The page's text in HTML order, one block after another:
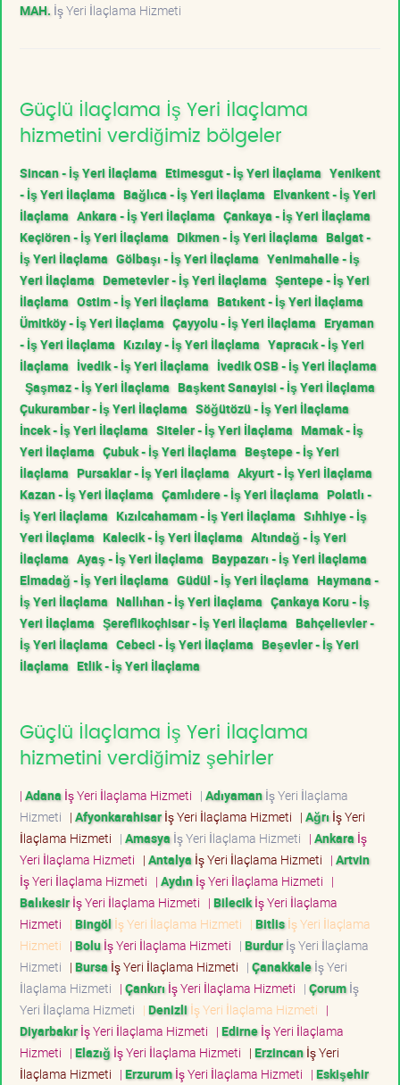
MAH. İş Yeri İlaçlama Hizmeti
Güçlü İlaçlama İş Yeri İlaçlama
hizmetini verdiğimiz bölgeler
Sincan - İş Yeri İlaçlama Etimesgut - İş Yeri İlaçlama Yenikent
- İş Yeri İlaçlama Bağlıca - İş Yeri İlaçlama Elvankent - İş Yeri
İlaçlama Ankara - İş Yeri İlaçlama Çankaya - İş Yeri İlaçlama
Keçiören - İş Yeri İlaçlama Dikmen - İş Yeri İlaçlama Balgat -
İş Yeri İlaçlama Gölbaşı - İş Yeri İlaçlama Yenimahalle - İş
Yeri İlaçlama Demetevler - İş Yeri İlaçlama Şentepe - İş Yeri
İlaçlama Ostim - İş Yeri İlaçlama Batıkent - İş Yeri İlaçlama
Ümitköy - İş Yeri İlaçlama Çayyolu - İş Yeri İlaçlama Eryaman
- İş Yeri İlaçlama Kızılay - İş Yeri İlaçlama Yapracık - İş Yeri
İlaçlama İvedik - İş Yeri İlaçlama İvedik OSB - İş Yeri İlaçlama
Şaşmaz - İş Yeri İlaçlama Başkent Sanayisi - İş Yeri İlaçlama
Çukurambar - İş Yeri İlaçlama Söğütözü - İş Yeri İlaçlama
İncek - İş Yeri İlaçlama Siteler - İş Yeri İlaçlama Mamak - İş
Yeri İlaçlama Çubuk - İş Yeri İlaçlama Beştepe - İş Yeri
İlaçlama Pursaklar - İş Yeri İlaçlama Akyurt - İş Yeri İlaçlama
Kazan - İş Yeri İlaçlama Çamlıdere - İş Yeri İlaçlama Polatlı -
İş Yeri İlaçlama Kızılcahamam - İş Yeri İlaçlama Sıhhiye - İş
Yeri İlaçlama Kalecik - İş Yeri İlaçlama Altındağ - İş Yeri
İlaçlama Ayaş - İş Yeri İlaçlama Baypazarı - İş Yeri İlaçlama
Elmadağ - İş Yeri İlaçlama Güdül - İş Yeri İlaçlama Haymana -
İş Yeri İlaçlama Nallıhan - İş Yeri İlaçlama Çankaya Koru - İş
Yeri İlaçlama Şereflikoçhisar - İş Yeri İlaçlama Bahçelievler -
İş Yeri İlaçlama Cebeci - İş Yeri İlaçlama Beşevler - İş Yeri
İlaçlama Etlik - İş Yeri İlaçlama
Güçlü İlaçlama İş Yeri İlaçlama
hizmetini verdiğimiz şehirler
| Adana İş Yeri İlaçlama Hizmeti | Adıyamanİş Yeri İlaçlama
Hizmeti | Afyonkarahisarİş Yeri İlaçlama Hizmeti | Ağrı İş Yeri
İlaçlama Hizmeti | Amasya İş Yeri İlaçlama Hizmeti | Ankara İş
Yeri İlaçlama Hizmeti | Antalya İş Yeri İlaçlama Hizmeti | Artvin
İş Yeri İlaçlama Hizmeti | Aydınİş Yeri İlaçlama Hizmeti |
Balıkesirİş Yeri İlaçlama Hizmeti | Bilecikİş Yeri İlaçlama
Hizmeti | Bingöl İş Yeri İlaçlama Hizmeti | Bitlisİş Yeri İlaçlama
Hizmeti | Boluİş Yeri İlaçlama Hizmeti | Burdurİş Yeri İlaçlama
Hizmeti | Bursa İş Yeri İlaçlama Hizmeti | Çanakkaleİş Yeri
İlaçlama Hizmeti | Çankırı İş Yeri İlaçlama Hizmeti | Çorumİş
Yeri İlaçlama Hizmeti | Denizli İş Yeri İlaçlama Hizmeti |
Diyarbakırİş Yeri İlaçlama Hizmeti | Edirneİş Yeri İlaçlama
Hizmeti | Elazığ İş Yeri İlaçlama Hizmeti | Erzincanİş Yeri
İlaçlama Hizmeti | Erzurumİş Yeri İlaçlama Hizmeti | Eskişehir